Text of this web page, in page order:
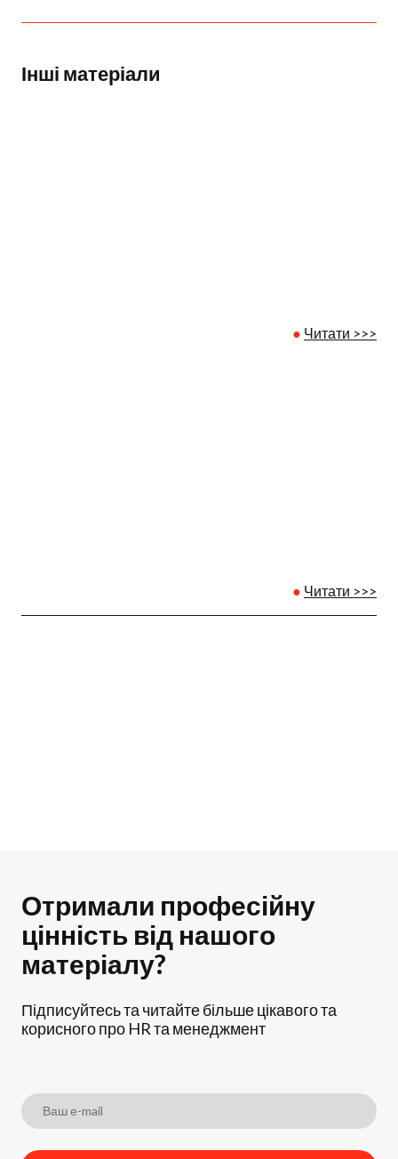
Інші матеріали
● Читати >>>
● Читати >>>
Отримали професійну
цінність від нашого
матеріалу?
Підписуйтесь та читайте більше цікавого та
корисного про HR та менеджмент